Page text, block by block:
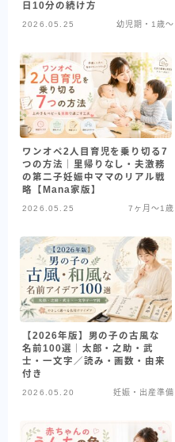
日10分の続け方
2026.05.25 幼児期・1歳〜
ワンオペ2人目育児を乗り切る7
つの方法｜里帰りなし・夫激務
の第二子妊娠中ママのリアル戦
略【Mana家版】
2026.05.25 7ヶ月〜1歳
【2026年版】男の子の古風な
名前100選｜太郎・之助・武
士・一文字／読み・画数・由来
付き
2026.05.20 妊娠・出産準備